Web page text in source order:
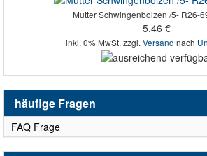
Mutter Schwingenbolzen /5- R26-
5.46 €
inkl. 0% MwSt. zzgl. Versand nach
häufige Fragen
FAQ Frage